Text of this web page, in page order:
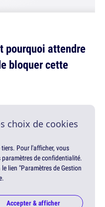
pourquoi attendre
bloquer cette
choix de cookies
Pour l'afficher, vous
de confidentialité.
lien "Paramètres de Gestion
Accepter & afficher